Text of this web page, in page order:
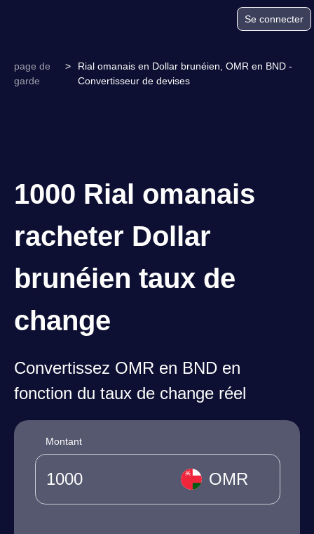
Se connecter
page de
garde
>
Rial omanais en Dollar brunéien, OMR en BND -
Convertisseur de devises
1000 Rial omanais
racheter Dollar
brunéien taux de
change
Convertissez OMR en BND en
fonction du taux de change réel
Montant
OMR